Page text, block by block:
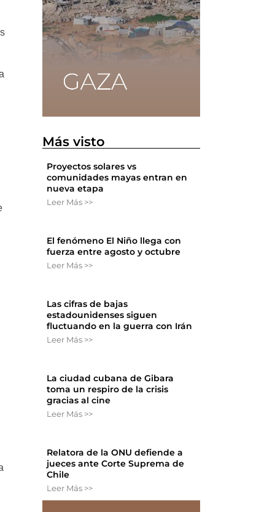
Más visto
Proyectos solares vs
comunidades mayas entran en
nueva etapa
Leer Más >>
El fenómeno El Niño llega con
fuerza entre agosto y octubre
Leer Más >>
Las cifras de bajas
estadounidenses siguen
fluctuando en la guerra con Irán
Leer Más >>
La ciudad cubana de Gibara
toma un respiro de la crisis
gracias al cine
Leer Más >>
Relatora de la ONU defiende a
jueces ante Corte Suprema de
Chile
Leer Más >>